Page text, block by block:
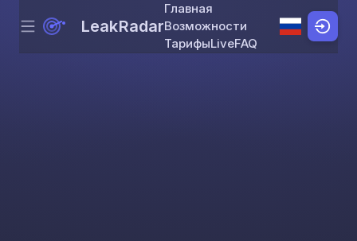
Skip to content
Menu LeakRadar
Главная
Возможности
ТарифыLiveFAQ